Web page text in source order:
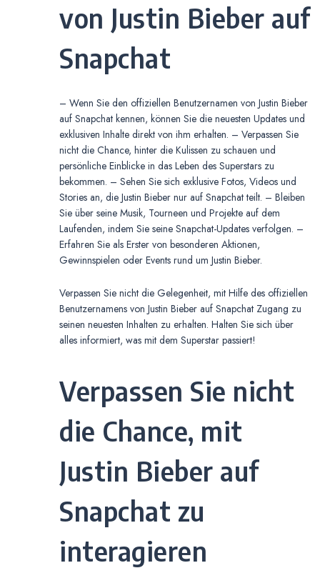
von Justin Bieber auf
Snapchat
– Wenn Sie den offiziellen Benutzernamen von Justin Bieber
auf Snapchat kennen, können Sie die neuesten Updates und
exklusiven Inhalte direkt von ihm erhalten. – Verpassen Sie
nicht die Chance, hinter die Kulissen zu schauen und
persönliche Einblicke in das Leben des Superstars zu
bekommen. – Sehen Sie sich exklusive Fotos, Videos und
Stories an, die Justin Bieber nur auf Snapchat teilt. – Bleiben
Sie über seine Musik, Tourneen und Projekte auf dem
Laufenden, indem Sie seine Snapchat-Updates verfolgen. –
Erfahren Sie als Erster von besonderen Aktionen,
Gewinnspielen oder Events rund um Justin Bieber.
Verpassen Sie nicht die Gelegenheit, mit Hilfe des offiziellen
Benutzernamens von Justin Bieber auf Snapchat Zugang zu
seinen neuesten Inhalten zu erhalten. Halten Sie sich über
alles informiert, was mit dem Superstar passiert!
Verpassen Sie nicht
die Chance, mit
Justin Bieber auf
Snapchat zu
interagieren